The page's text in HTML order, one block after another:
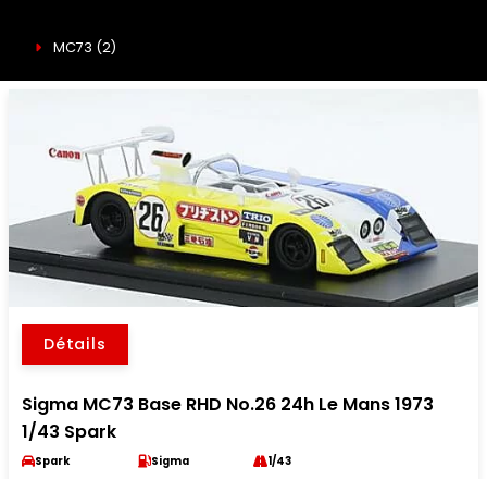
MC73 (2)
Détails
Sigma MC73 Base RHD No.26 24h Le Mans 1973
1/43 Spark
Spark Sigma 1/43